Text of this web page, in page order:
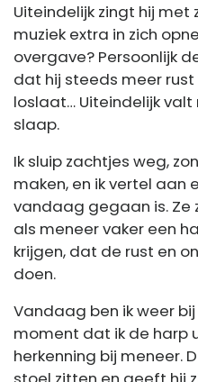
Uiteindelijk zingt hij met
muziek extra in zich
overgave? Persoonlijk
dat hij steeds meer
loslaat… Uiteindelijk
slaap.
Ik sluip zachtjes weg,
maken, en ik vertel aan
vandaag gegaan is. Ze
als meneer vaker een
krijgen, dat de rust en
doen.
Vandaag ben ik weer bij
moment dat ik de harp
herkenning bij meneer.